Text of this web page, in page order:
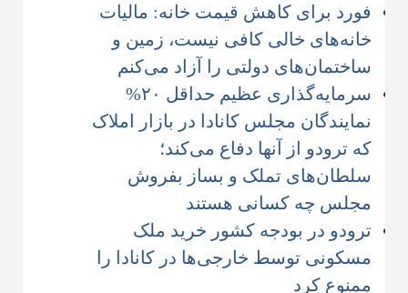
فورد برای کاهش قیمت خانه: مالیات
خانه‌های خالی کافی نیست، زمین و
ساختمان‌های دولتی را آزاد می‌کنم
سرمایه‌گذاری عظیم حداقل ۲۰%
نمایندگان مجلس کانادا در بازار املاک
که ترودو از آنها دفاع می‌کند؛
سلطان‌های تملک و بساز بفروش
مجلس چه کسانی هستند
ترودو در بودجه کشور خرید ملک
مسکونی توسط خارجی‌ها در کانادا را
ممنوع کرد